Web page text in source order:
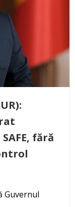
fără
Guvernul